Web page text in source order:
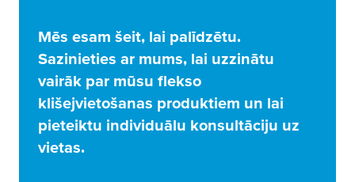
Mēs esam šeit, lai palīdzētu.
Sazinieties ar mums, lai uzzinātu
vairāk par mūsu flekso
klišejvietošanas produktiem un lai
pieteiktu individuālu konsultāciju uz
vietas.